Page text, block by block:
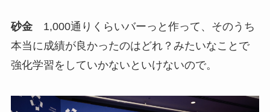
砂金1,000通りくらいバーっと作って、そのうち
本当に成績が良かったのはどれ？みたいなことで
強化学習をしていかないといけないので。